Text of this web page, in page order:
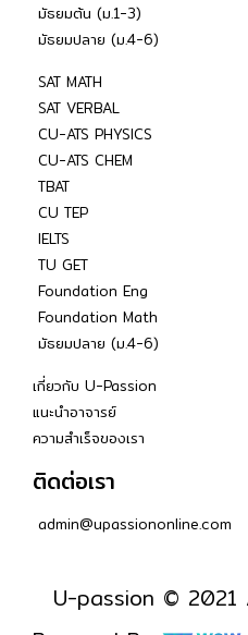
มัธยมต้น (ม.1-3)
มัธยมปลาย (ม.4-6)
SAT MATH
SAT VERBAL
CU-ATS PHYSICS
CU-ATS CHEM
TBAT
CU TEP
IELTS
TU GET
Foundation Eng
Foundation Math
มัธยมปลาย (ม.4-6)
เกี่ยวกับ U-Passion
แนะนำอาจารย์
ความสำเร็จของเรา
ติดต่อเรา
admin@upassiononline.com
U-passion ©